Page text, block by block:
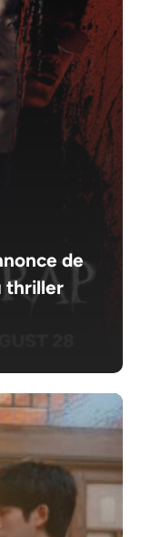
de
thriller